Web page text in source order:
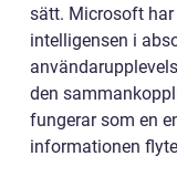
sätt. Microsoft
intelligensen i
den
fungerar som en
informationen